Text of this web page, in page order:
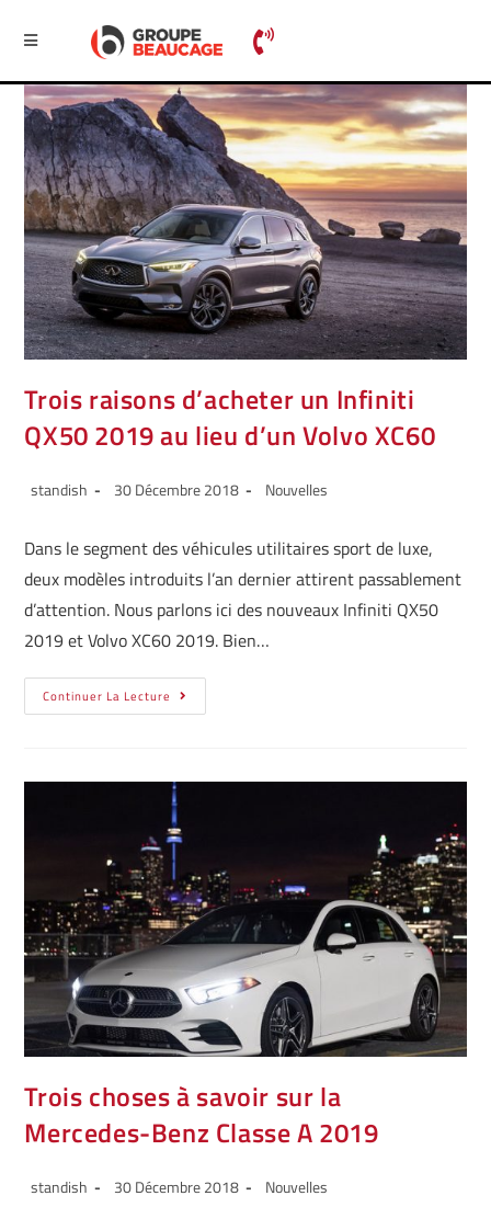
Trois raisons d’acheter un Infiniti
QX50 2019 au lieu d’un Volvo XC60
standish 30 Décembre 2018 Nouvelles
Dans le segment des véhicules utilitaires sport de luxe,
deux modèles introduits l’an dernier attirent passablement
d’attention. Nous parlons ici des nouveaux Infiniti QX50
2019 et Volvo XC60 2019. Bien…
Continuer La Lecture
Trois choses à savoir sur la
Mercedes-Benz Classe A 2019
standish 30 Décembre 2018 Nouvelles